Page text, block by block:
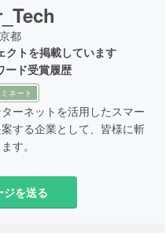
都
クトを掲載しています
ード受賞履歴
ネート
ーネットを活用したスマー
する企業として、皆様に斬
す。
カーと代理店契約を結び、
様にお届けするための、日
ジを送る